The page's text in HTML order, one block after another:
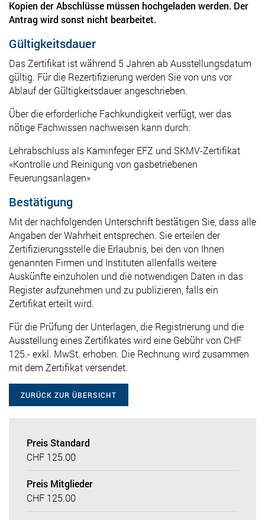
Kopien der Abschlüsse müssen hochgeladen werden. Der
Antrag wird sonst nicht bearbeitet.
Gültigkeitsdauer
Das Zertifikat ist während 5 Jahren ab Ausstellungsdatum
gültig. Für die Rezertifizierung werden Sie von uns vor
Ablauf der Gültigkeitsdauer angeschrieben.
Über die erforderliche Fachkundigkeit verfügt, wer das
nötige Fachwissen nachweisen kann durch:
Lehrabschluss als Kaminfeger EFZ und SKMV-Zertifikat
«Kontrolle und Reinigung von gasbetriebenen
Feuerungsanlagen»
Bestätigung
Mit der nachfolgenden Unterschrift bestätigen Sie, dass alle
Angaben der Wahrheit entsprechen. Sie erteilen der
Zertifizierungsstelle die Erlaubnis, bei den von Ihnen
genannten Firmen und Instituten allenfalls weitere
Auskünfte einzuholen und die notwendigen Daten in das
Register aufzunehmen und zu publizieren, falls ein
Zertifikat erteilt wird.
Für die Prüfung der Unterlagen, die Registrierung und die
Ausstellung eines Zertifikates wird eine Gebühr von CHF
125.- exkl. MwSt. erhoben. Die Rechnung wird zusammen
mit dem Zertifikat versendet.
ZURÜCK ZUR ÜBERSICHT
Preis Standard
CHF 125.00
Preis Mitglieder
CHF 125.00